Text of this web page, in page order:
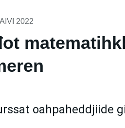
2022
oahpaheddjiide